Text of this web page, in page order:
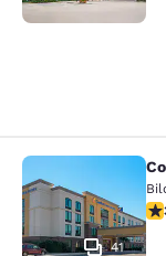
Comfort
41